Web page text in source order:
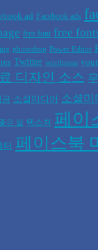
ad Facebook ads
free font free
photoshop Power Editor
Twitter wordpress
디자인 소스
공 소셜미디어 소셜미
좋은 말 텍스쳐 페이
터 페이스북